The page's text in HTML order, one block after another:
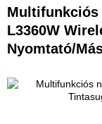
Multifunkciós
L3360W
Nyomtató/